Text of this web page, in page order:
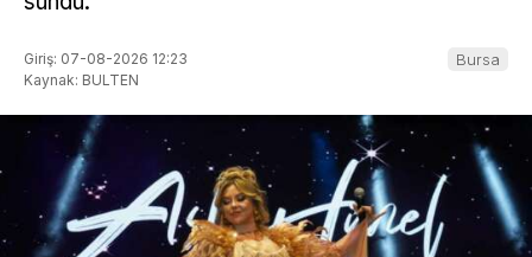
Giriş: 07-08-2026 12:23
Kaynak: BULTEN
Bursa